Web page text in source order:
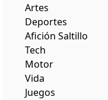
Artes
Deportes
Afición Saltillo
Tech
Motor
Vida
Juegos